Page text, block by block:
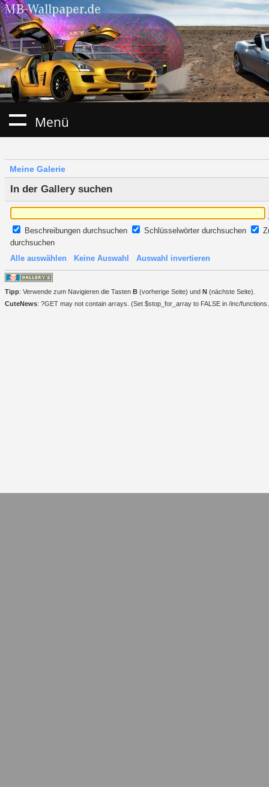
Menü
Meine Galerie
In der Gallery suchen
Beschreibungen durchsuchen Schlüsselwörter durchsuchen
durchsuchen
Alle auswählen
Keine Auswahl Auswahl invertieren
Tipp: Verwende zum Navigieren die Tasten B (vorherige Seite) und N (nächste Seite).
CuteNews: ?GET may not contain arrays. (Set $stop_for_array to FALSE in /inc/